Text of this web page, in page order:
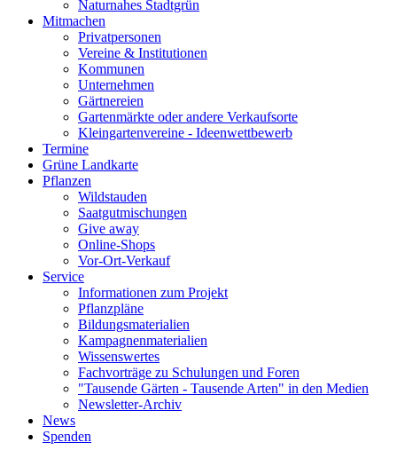
Naturnahes Stadtgrün
Mitmachen
Privatpersonen
Vereine & Institutionen
Kommunen
Unternehmen
Gärtnereien
Gartenmärkte oder andere Verkaufsorte
Kleingartenvereine - Ideenwettbewerb
Termine
Grüne Landkarte
Pflanzen
Wildstauden
Saatgutmischungen
Give away
Online-Shops
Vor-Ort-Verkauf
Service
Informationen zum Projekt
Pflanzpläne
Bildungsmaterialien
Kampagnenmaterialien
Wissenswertes
Fachvorträge zu Schulungen und Foren
"Tausende Gärten - Tausende Arten" in den Medien
Newsletter-Archiv
News
Spenden